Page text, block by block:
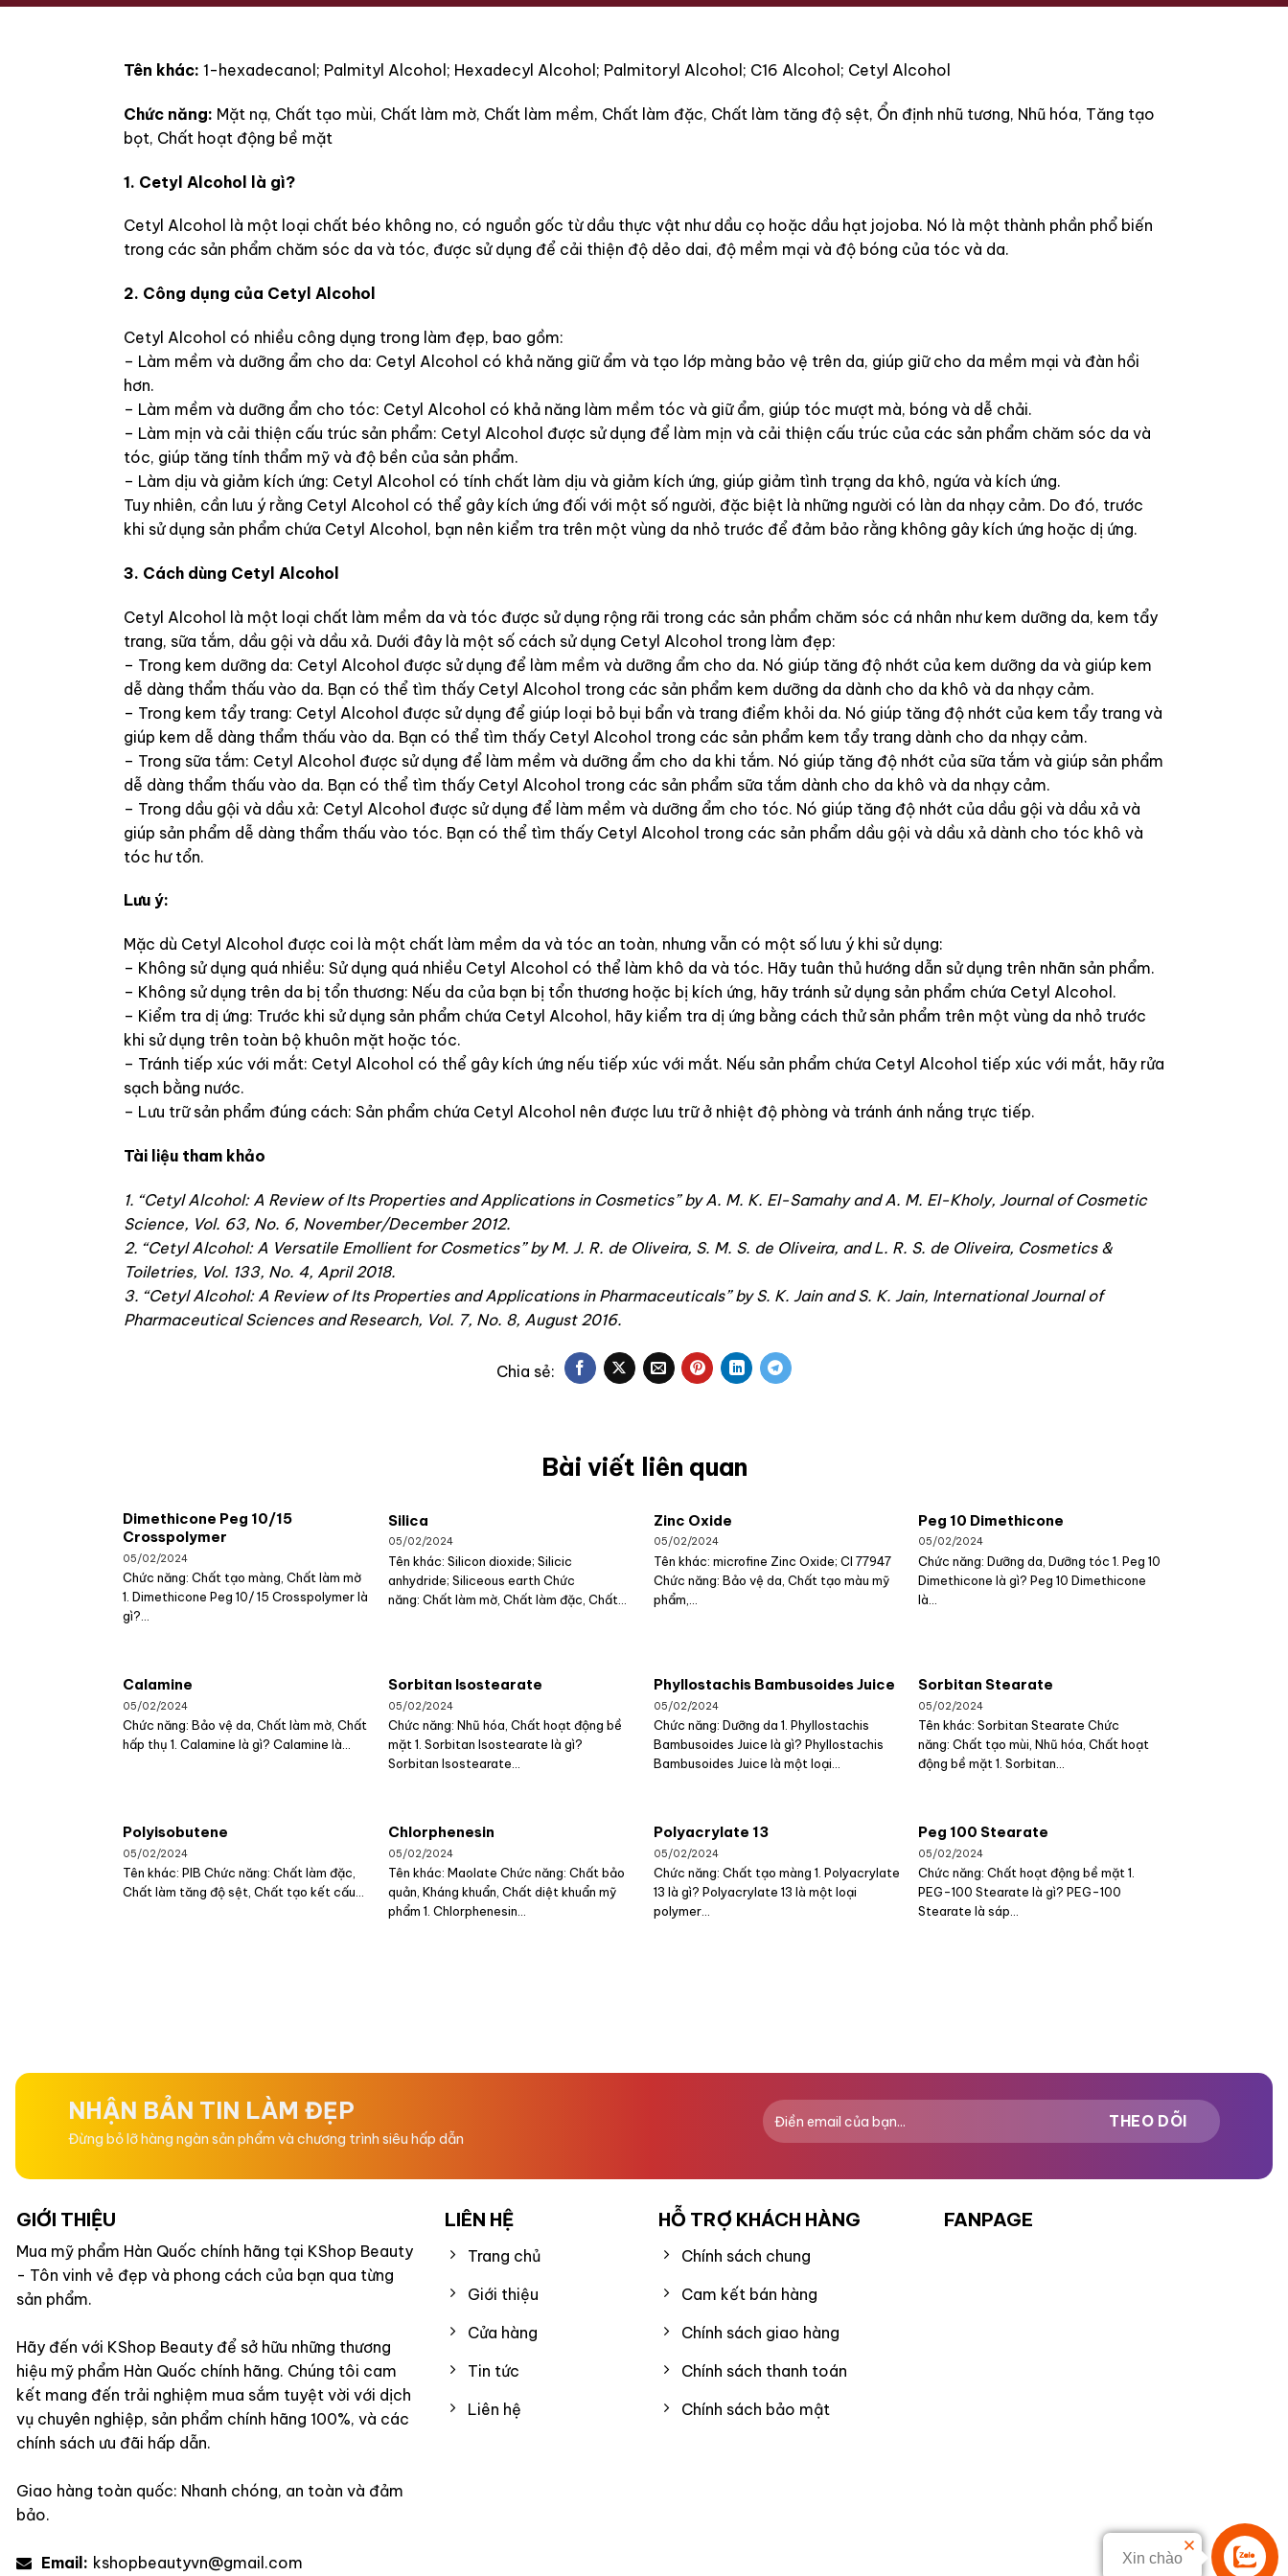
Tên khác: 1-hexadecanol; Palmityl Alcohol; Hexadecyl Alcohol; Palmitoryl Alcohol; C16 Alcohol; Cetyl Alcohol
Chức năng: Mặt nạ, Chất tạo mùi, Chất làm mờ, Chất làm mềm, Chất làm đặc, Chất làm tăng độ sệt, Ổn định nhũ tương, Nhũ hóa, Tăng tạo
bọt, Chất hoạt động bề mặt
1. Cetyl Alcohol là gì?
Cetyl Alcohol là một loại chất béo không no, có nguồn gốc từ dầu thực vật như dầu cọ hoặc dầu hạt jojoba. Nó là một thành phần phổ biến
trong các sản phẩm chăm sóc da và tóc, được sử dụng để cải thiện độ dẻo dai, độ mềm mại và độ bóng của tóc và da.
2. Công dụng của Cetyl Alcohol
Cetyl Alcohol có nhiều công dụng trong làm đẹp, bao gồm:
– Làm mềm và dưỡng ẩm cho da: Cetyl Alcohol có khả năng giữ ẩm và tạo lớp màng bảo vệ trên da, giúp giữ cho da mềm mại và đàn hồi
hơn.
– Làm mềm và dưỡng ẩm cho tóc: Cetyl Alcohol có khả năng làm mềm tóc và giữ ẩm, giúp tóc mượt mà, bóng và dễ chải.
– Làm mịn và cải thiện cấu trúc sản phẩm: Cetyl Alcohol được sử dụng để làm mịn và cải thiện cấu trúc của các sản phẩm chăm sóc da và
tóc, giúp tăng tính thẩm mỹ và độ bền của sản phẩm.
– Làm dịu và giảm kích ứng: Cetyl Alcohol có tính chất làm dịu và giảm kích ứng, giúp giảm tình trạng da khô, ngứa và kích ứng.
Tuy nhiên, cần lưu ý rằng Cetyl Alcohol có thể gây kích ứng đối với một số người, đặc biệt là những người có làn da nhạy cảm. Do đó, trước
khi sử dụng sản phẩm chứa Cetyl Alcohol, bạn nên kiểm tra trên một vùng da nhỏ trước để đảm bảo rằng không gây kích ứng hoặc dị ứng.
3. Cách dùng Cetyl Alcohol
Cetyl Alcohol là một loại chất làm mềm da và tóc được sử dụng rộng rãi trong các sản phẩm chăm sóc cá nhân như kem dưỡng da, kem tẩy
trang, sữa tắm, dầu gội và dầu xả. Dưới đây là một số cách sử dụng Cetyl Alcohol trong làm đẹp:
– Trong kem dưỡng da: Cetyl Alcohol được sử dụng để làm mềm và dưỡng ẩm cho da. Nó giúp tăng độ nhớt của kem dưỡng da và giúp kem
dễ dàng thẩm thấu vào da. Bạn có thể tìm thấy Cetyl Alcohol trong các sản phẩm kem dưỡng da dành cho da khô và da nhạy cảm.
– Trong kem tẩy trang: Cetyl Alcohol được sử dụng để giúp loại bỏ bụi bẩn và trang điểm khỏi da. Nó giúp tăng độ nhớt của kem tẩy trang và
giúp kem dễ dàng thẩm thấu vào da. Bạn có thể tìm thấy Cetyl Alcohol trong các sản phẩm kem tẩy trang dành cho da nhạy cảm.
– Trong sữa tắm: Cetyl Alcohol được sử dụng để làm mềm và dưỡng ẩm cho da khi tắm. Nó giúp tăng độ nhớt của sữa tắm và giúp sản phẩm
dễ dàng thẩm thấu vào da. Bạn có thể tìm thấy Cetyl Alcohol trong các sản phẩm sữa tắm dành cho da khô và da nhạy cảm.
– Trong dầu gội và dầu xả: Cetyl Alcohol được sử dụng để làm mềm và dưỡng ẩm cho tóc. Nó giúp tăng độ nhớt của dầu gội và dầu xả và
giúp sản phẩm dễ dàng thẩm thấu vào tóc. Bạn có thể tìm thấy Cetyl Alcohol trong các sản phẩm dầu gội và dầu xả dành cho tóc khô và
tóc hư tổn.
Lưu ý:
Mặc dù Cetyl Alcohol được coi là một chất làm mềm da và tóc an toàn, nhưng vẫn có một số lưu ý khi sử dụng:
– Không sử dụng quá nhiều: Sử dụng quá nhiều Cetyl Alcohol có thể làm khô da và tóc. Hãy tuân thủ hướng dẫn sử dụng trên nhãn sản phẩm.
– Không sử dụng trên da bị tổn thương: Nếu da của bạn bị tổn thương hoặc bị kích ứng, hãy tránh sử dụng sản phẩm chứa Cetyl Alcohol.
– Kiểm tra dị ứng: Trước khi sử dụng sản phẩm chứa Cetyl Alcohol, hãy kiểm tra dị ứng bằng cách thử sản phẩm trên một vùng da nhỏ trước
khi sử dụng trên toàn bộ khuôn mặt hoặc tóc.
– Tránh tiếp xúc với mắt: Cetyl Alcohol có thể gây kích ứng nếu tiếp xúc với mắt. Nếu sản phẩm chứa Cetyl Alcohol tiếp xúc với mắt, hãy rửa
sạch bằng nước.
– Lưu trữ sản phẩm đúng cách: Sản phẩm chứa Cetyl Alcohol nên được lưu trữ ở nhiệt độ phòng và tránh ánh nắng trực tiếp.
Tài liệu tham khảo
1. “Cetyl Alcohol: A Review of Its Properties and Applications in Cosmetics” by A. M. K. El-Samahy and A. M. El-Kholy, Journal of Cosmetic
Science, Vol. 63, No. 6, November/December 2012.
2. “Cetyl Alcohol: A Versatile Emollient for Cosmetics” by M. J. R. de Oliveira, S. M. S. de Oliveira, and L. R. S. de Oliveira, Cosmetics &
Toiletries, Vol. 133, No. 4, April 2018.
3. “Cetyl Alcohol: A Review of Its Properties and Applications in Pharmaceuticals” by S. K. Jain and S. K. Jain, International Journal of
Pharmaceutical Sciences and Research, Vol. 7, No. 8, August 2016.
Bài viết liên quan
Dimethicone Peg 10/15
Crosspolymer
05/02/2024
Chức năng: Chất tạo màng, Chất làm mờ
1. Dimethicone Peg 10/ 15 Crosspolymer là
gì?...
Silica
05/02/2024
Tên khác: Silicon dioxide; Silicic
anhydride; Siliceous earth Chức
năng: Chất làm mờ, Chất làm đặc, Chất...
Zinc Oxide
05/02/2024
Tên khác: microfine Zinc Oxide; CI 77947
Chức năng: Bảo vệ da, Chất tạo màu mỹ
phẩm,...
Peg 10 Dimethicone
05/02/2024
Chức năng: Dưỡng da, Dưỡng tóc 1. Peg 10
Dimethicone là gì? Peg 10 Dimethicone
là...
Calamine
05/02/2024
Chức năng: Bảo vệ da, Chất làm mờ, Chất
hấp thụ 1. Calamine là gì? Calamine là...
Sorbitan Isostearate
05/02/2024
Chức năng: Nhũ hóa, Chất hoạt động bề
mặt 1. Sorbitan Isostearate là gì?
Sorbitan Isostearate...
Phyllostachis Bambusoides Juice
05/02/2024
Chức năng: Dưỡng da 1. Phyllostachis
Bambusoides Juice là gì? Phyllostachis
Bambusoides Juice là một loại...
Sorbitan Stearate
05/02/2024
Tên khác: Sorbitan Stearate Chức
năng: Chất tạo mùi, Nhũ hóa, Chất hoạt
động bề mặt 1. Sorbitan...
Polyisobutene
05/02/2024
Tên khác: PIB Chức năng: Chất làm đặc,
Chất làm tăng độ sệt, Chất tạo kết cấu...
Chlorphenesin
05/02/2024
Tên khác: Maolate Chức năng: Chất bảo
quản, Kháng khuẩn, Chất diệt khuẩn mỹ
phẩm 1. Chlorphenesin...
Polyacrylate 13
05/02/2024
Chức năng: Chất tạo màng 1. Polyacrylate
13 là gì? Polyacrylate 13 là một loại
polymer...
Peg 100 Stearate
05/02/2024
Chức năng: Chất hoạt động bề mặt 1.
PEG-100 Stearate là gì? PEG-100
Stearate là sáp...
Liên hệ
Xin chào
NHẬN BẢN TIN LÀM ĐẸP
Đừng bỏ lỡ hàng ngàn sản phẩm và chương trình siêu hấp dẫn
GIỚI THIỆU
Mua mỹ phẩm Hàn Quốc chính hãng tại KShop Beauty
- Tôn vinh vẻ đẹp và phong cách của bạn qua từng
sản phẩm.
Hãy đến với KShop Beauty để sở hữu những thương
hiệu mỹ phẩm Hàn Quốc chính hãng. Chúng tôi cam
kết mang đến trải nghiệm mua sắm tuyệt vời với dịch
vụ chuyên nghiệp, sản phẩm chính hãng 100%, và các
chính sách ưu đãi hấp dẫn.
Giao hàng toàn quốc: Nhanh chóng, an toàn và đảm
bảo.
Email: kshopbeautyvn@gmail.com
LIÊN HỆ
Trang chủ
Giới thiệu
Cửa hàng
Tin tức
Liên hệ
HỖ TRỢ KHÁCH HÀNG
Chính sách chung
Cam kết bán hàng
Chính sách giao hàng
Chính sách thanh toán
Chính sách bảo mật
FANPAGE